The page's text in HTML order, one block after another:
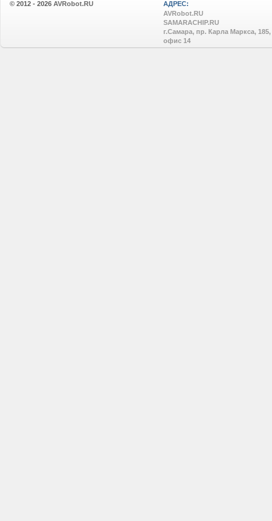
© 2012 - 2026 AVRobot.RU
АДРЕС:
AVRobot.RU
SAMARACHIP.RU
г.Самара, пр. Карла Маркса, 185,
офис 14